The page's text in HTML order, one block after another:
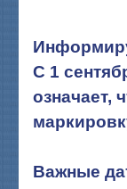
С 1
означает,
Важные